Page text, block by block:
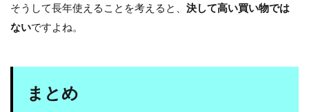
そうして長年使えることを考えると、 決して高い買い物では
ないですよね。
まとめ